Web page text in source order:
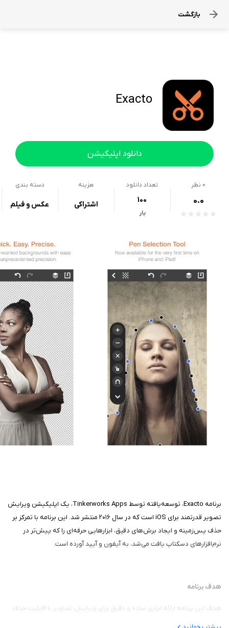
بازگشت
Exacto
دانلود اپلیکیشن
0 نظر
0.0
تعداد دانلود
100
بار
هزینه
اشتراکی
دسته بندی
عکس و فیلم
برنامه Exacto، توسعه‌یافته توسط Tinkerworks Apps، یک اپلیکیشن ویرایش
تصویر قدرتمند برای iOS است که در سال ۲۰۱۶ منتشر شد. این برنامه با تمرکز بر
حذف پس‌زمینه و ایجاد برش‌های دقیق، ابزارهایی حرفه‌ای را که پیش‌تر در
نرم‌افزارهای دسکتاپ یافت می‌شد، به آیفون و آیپد آورده است.
هدف برنامه
هدف این برنامه ارائه ابزاری ساده و دقیق برای ویرایش تصاویر با قابلیت حذف